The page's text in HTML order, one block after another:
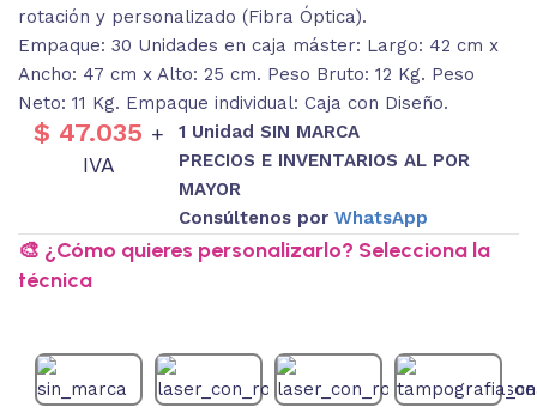
rotación y personalizado (Fibra Óptica).
Empaque: 30 Unidades en caja máster: Largo: 42 cm x
Ancho: 47 cm x Alto: 25 cm. Peso Bruto: 12 Kg. Peso
Neto: 11 Kg. Empaque individual: Caja con Diseño.
$ 47.035 +
IVA
1 Unidad SIN MARCA
PRECIOS E INVENTARIOS AL POR
MAYOR
Consúltenos porWhatsApp
🎨 ¿Cómo quieres personalizarlo? Selecciona la
técnica